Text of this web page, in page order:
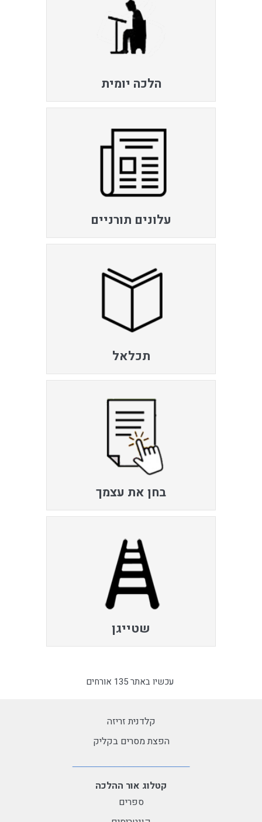
הלכה יומית
עלונים תורניים
תכלאל
בחן את עצמך
שטייגן
עכשיו באתר 135 אורחים
קלדנית זריזה
הפצת מסרים בקליק
קטלוג אור ההלכה
ספרים